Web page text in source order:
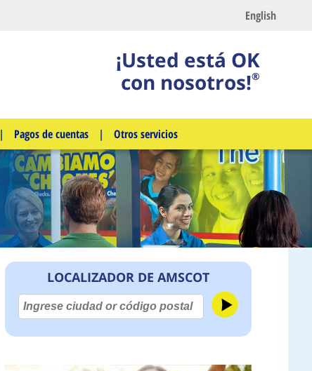
English
¡Usted está OK
con nosotros!®
| Pagos de cuentas | Otros servicios
LOCALIZADOR DE AMSCOT